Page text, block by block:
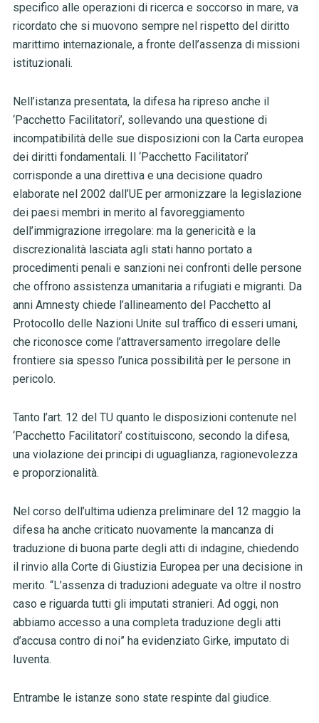
specifico alle operazioni di ricerca e soccorso in mare, va
ricordato che si muovono sempre nel rispetto del diritto
marittimo internazionale, a fronte dell’assenza di missioni
istituzionali.
Nell’istanza presentata, la difesa ha ripreso anche il
‘Pacchetto Facilitatori’, sollevando una questione di
incompatibilità delle sue disposizioni con la Carta europea
dei diritti fondamentali. Il ‘Pacchetto Facilitatori’
corrisponde a una direttiva e una decisione quadro
elaborate nel 2002 dall’UE per armonizzare la legislazione
dei paesi membri in merito al favoreggiamento
dell’immigrazione irregolare: ma la genericità e la
discrezionalità lasciata agli stati hanno portato a
procedimenti penali e sanzioni nei confronti delle persone
che offrono assistenza umanitaria a rifugiati e migranti. Da
anni Amnesty chiede l’allineamento del Pacchetto al
Protocollo delle Nazioni Unite sul traffico di esseri umani,
che riconosce come l’attraversamento irregolare delle
frontiere sia spesso l’unica possibilità per le persone in
pericolo.
Tanto l’art. 12 del TU quanto le disposizioni contenute nel
‘Pacchetto Facilitatori’ costituiscono, secondo la difesa,
una violazione dei principi di uguaglianza, ragionevolezza
e proporzionalità.
Nel corso dell’ultima udienza preliminare del 12 maggio la
difesa ha anche criticato nuovamente la mancanza di
traduzione di buona parte degli atti di indagine, chiedendo
il rinvio alla Corte di Giustizia Europea per una decisione in
merito. “L’assenza di traduzioni adeguate va oltre il nostro
caso e riguarda tutti gli imputati stranieri. Ad oggi, non
abbiamo accesso a una completa traduzione degli atti
d’accusa contro di noi” ha evidenziato Girke, imputato di
Iuventa.
Entrambe le istanze sono state respinte dal giudice.